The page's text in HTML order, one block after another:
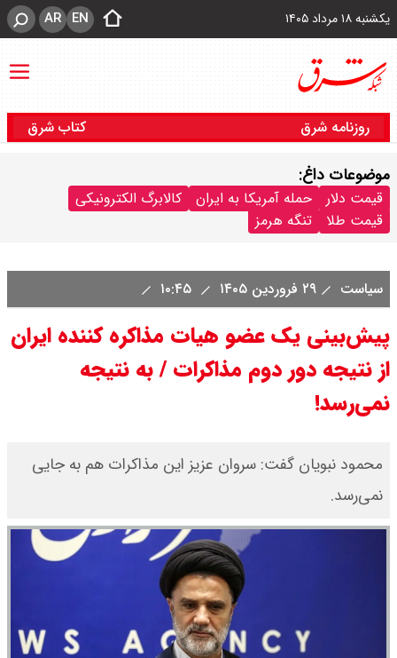
یکشنبه ۱۸ مرداد ۱۴۰۵ EN
AR
روزنامه شرق کتاب شرق
موضوعات داغ:
قیمت دلار حمله آمریکا به ایران
کالابرگ الکترونیکی
قیمت طلا
تنگه هرمز
سیاست ۲۹ فروردین ۱۴۰۵
پیش‌بینی یک عضو هیات مذاکره کننده ایران
از نتیجه دور دوم مذاکرات / به نتیجه
نمی‌رسد!
محمود نبویان گفت: سروان عزیز این مذاکرات هم به جایی
نمی‌رسد.